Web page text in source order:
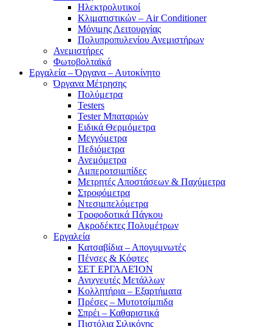
Ηλεκτρολυτικοί
Κλιματιστικών – Air Conditioner
Μόνιμης Λειτουργίας
Πολυπροπυλενίου Ανεμιστήρων
Ανεμιστήρες
Φωτοβολταϊκά
Εργαλεία – Όργανα – Αυτοκίνητο
Όργανα Μέτρησης
Πολύμετρα
Testers
Tester Μπαταριών
Ειδικά Θερμόμετρα
Μεγγόμετρα
Πεδιόμετρα
Ανεμόμετρα
Αμπεροτσιμπίδες
Μετρητές Αποστάσεων & Παχύμετρα
Στροφόμετρα
Ντεσιμπελόμετρα
Τροφοδοτικά Πάγκου
Ακροδέκτες Πολυμέτρων
Εργαλεία
Κατσαβίδια – Απογυμνωτές
Πένσες & Κόφτες
ΣΕΤ ΕΡΓΑΛΕΊΟΝ
Ανιχνευτές Μετάλλων
Κολλητήρια – Εξαρτήματα
Πρέσες – Μυτοτσίμπιδα
Σπρέι – Καθαριστικά
Πιστόλια Σιλικόνης